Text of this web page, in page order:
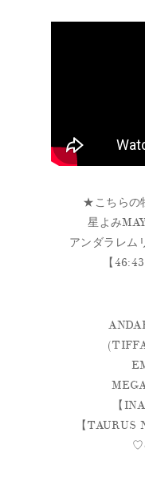
★こちらの
星よみ
アンダラレム
【
【
【TAURUS